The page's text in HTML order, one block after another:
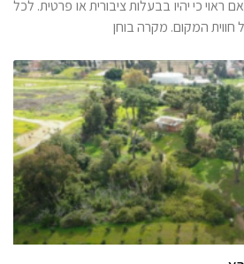
ראוי כי יהיו בבעלות ציבורית או פרטית. לכל
המקום. מקרה בוחן